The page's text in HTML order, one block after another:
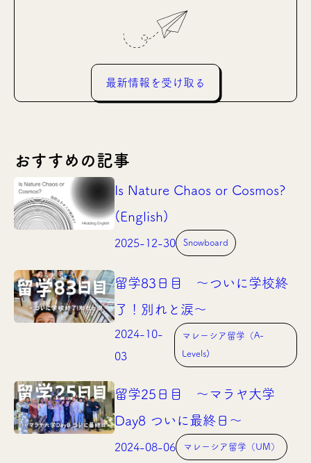
最新情報を受け取る
おすすめの記事
Is Nature Chaos or Cosmos?
(English)
2025-12-30 Snowboard
留学83日目 〜ついに学校終
了！別れと涙〜
2024-10-
03
マレーシア留学（A-
Levels)
留学25日目 〜マラヤ大学
Day8 ついに最終日〜
2024-08-06 マレーシア留学（UM）